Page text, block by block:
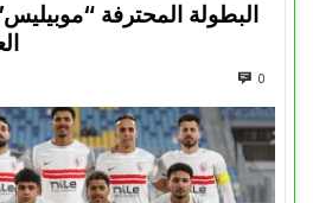
البطولة المحترفة
0